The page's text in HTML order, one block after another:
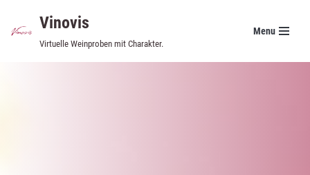
Zum
Vinovis
Virtuelle Weinproben mit Charakter.
Menu